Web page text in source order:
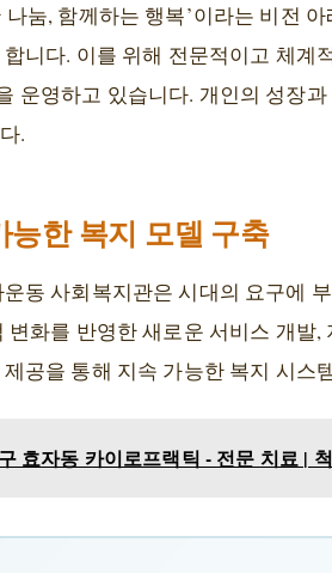
눔, 함께하는 행복’이라는 비전
니다. 이를 위해 전문적이고 체
운영하고 있습니다. 개인의 성장
.
한 복지 모델 구축
동 사회복지관은 시대의 요구에
화를 반영한 새로운 서비스 개
공을 통해 지속 가능한 복지 시스
효자동 카이로프랙틱 - 전문 치료 |